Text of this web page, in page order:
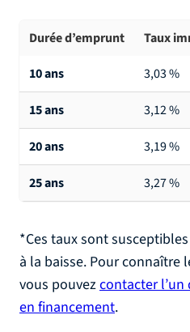
Durée d’emprunt
Taux
10 ans
3,03 %
15 ans 3,12 %
20 ans 3,19 %
25 ans 3,27 %
*Ces taux sont
à la baisse. Pour connaître
vous pouvezcontacter
en financement.